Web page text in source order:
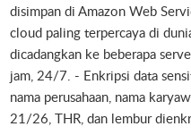
disimpan di Amazon Web
cloud paling terpercaya di
dicadangkan ke beberapa
jam, 24/7. - Enkripsi data
nama perusahaan, nama
21/26, THR, dan lembur